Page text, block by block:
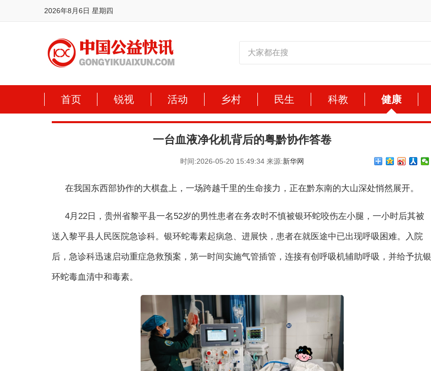
2026年8月6日 星期四
首页 锐视 活动 乡村 民生 科教 健康
一台血液净化机背后的粤黔协作答卷
时间:2026-05-20 15:49:34 来源:新华网
在我国东西部协作的大棋盘上，一场跨越千里的生命接力，正在黔东南的大山深处悄然展开。
4月22日，贵州省黎平县一名52岁的男性患者在务农时不慎被银环蛇咬伤左小腿，一小时后其被
送入黎平县人民医院急诊科。银环蛇毒素起病急、进展快，患者在就医途中已出现呼吸困难。入院
后，急诊科迅速启动重症急救预案，第一时间实施气管插管，连接有创呼吸机辅助呼吸，并给予抗银
环蛇毒血清中和毒素。